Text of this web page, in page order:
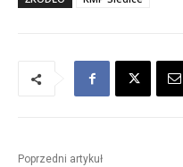
Poprzedni artykuł